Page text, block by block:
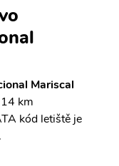
Mariscal
km
kód letiště je
.